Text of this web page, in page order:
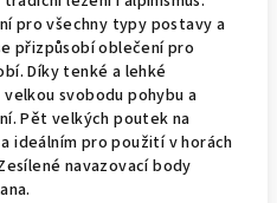
pro všechny typy postavy a
přizpůsobí oblečení pro
Díky tenké a lehké
svobodu pohybu a
Pět velkých poutek na
ideálním pro použití v horách
navazovací body